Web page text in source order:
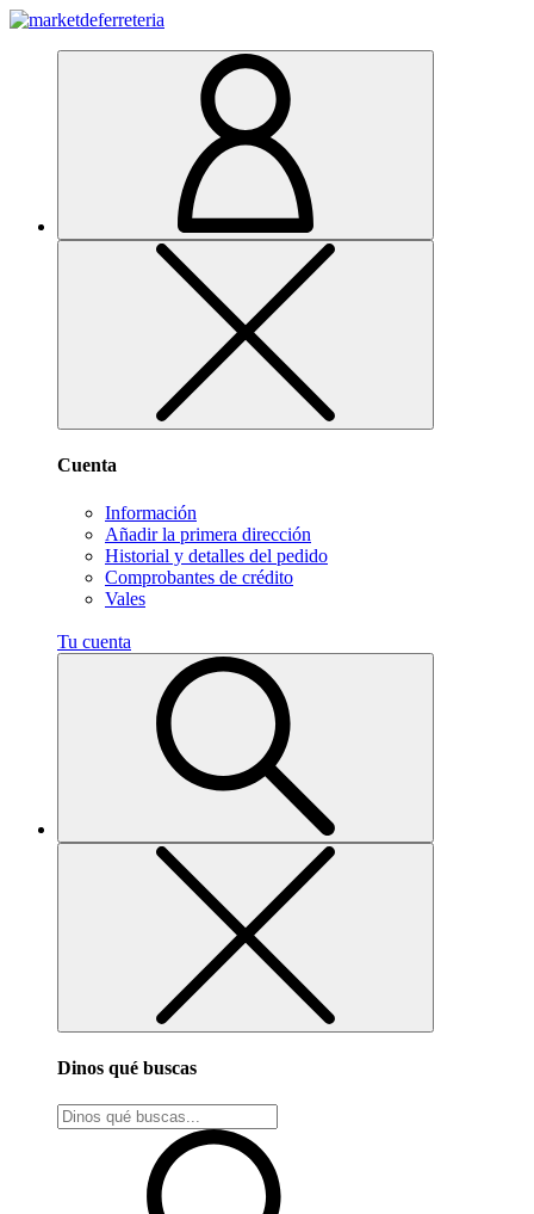
Cuenta
Información
Añadir la primera dirección
Historial y detalles del pedido
Comprobantes de crédito
Vales
Tu cuenta
Dinos qué buscas